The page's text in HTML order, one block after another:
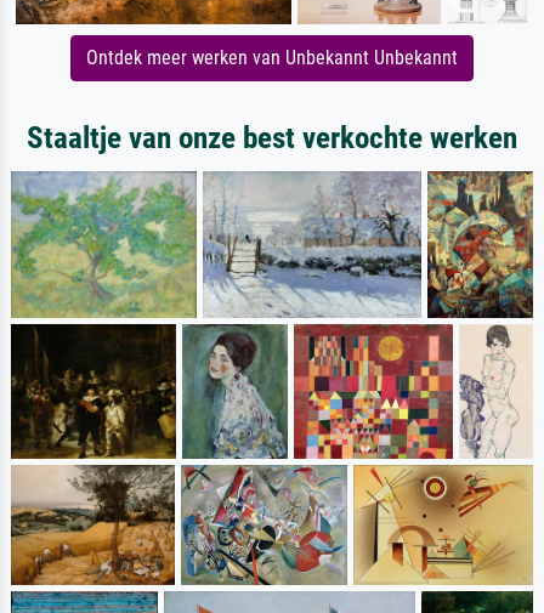
Ontdek meer werken van Unbekannt Unbekannt
Staaltje van onze best verkochte werken